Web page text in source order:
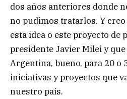
dos años anteriores donde
no pudimos tratarlos. Y
esta idea o este proyecto de
presidente Javier Milei y
Argentina, bueno, para 20 o
iniciativas y proyectos que
nuestro país.